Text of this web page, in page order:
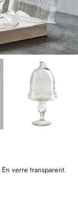
En verre transparent.